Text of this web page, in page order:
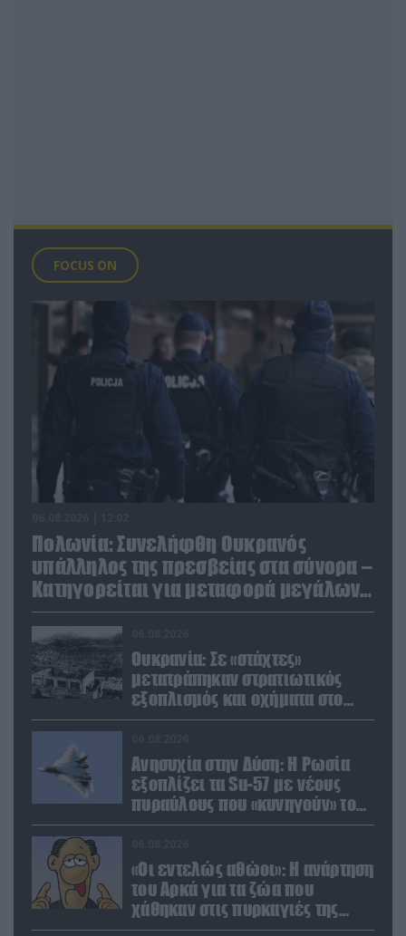
FOCUS ON
Πολωνία: Συνελήφθη Ουκρανός
υπάλληλος της πρεσβείας στα σύνορα –
Κατηγορείται για μεταφορά μεγάλων
ποσών και χρυσού
Ουκρανία: Σε «στάχτες»
μετατράπηκαν στρατιωτικός
εξοπλισμός και οχήματα στο
Κίεβο μετά από ρωσικά
Ανησυχία στην Δύση: H Ρωσία
εξοπλίζει τα Su-57 με νέους
πυραύλους που «κυνηγούν» τον
στόχο μέσα από παρεμβολές!
«Οι εντελώς αθώοι»: Η ανάρτηση
του Αρκά για τα ζώα που
χάθηκαν στις πυρκαγιές της
Αττικής (φωτο)